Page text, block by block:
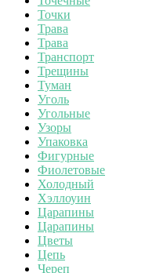
Точки
Трава
Трава
Транспорт
Трещины
Туман
Уголь
Угольные
Узоры
Упаковка
Фигурные
Фиолетовые
Холодный
Хэллоуин
Царапины
Царапины
Цветы
Цепь
Череп